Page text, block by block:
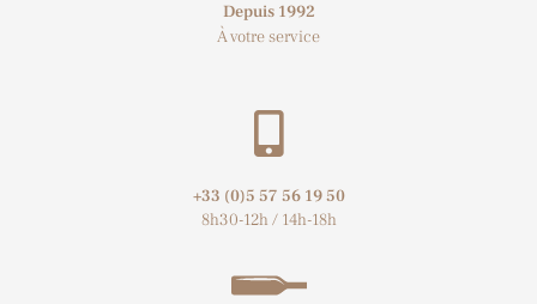
Depuis 1992
À votre service
+33 (0)5 57 56 19 50​
8h30-12h / 14h-18h